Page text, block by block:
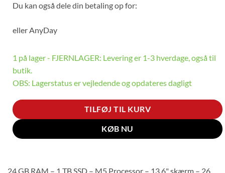
Du kan også dele din betaling op for:
ellerAnyDay
1 på lager - FJERNLAGER: Levering er 1-3 hverdage, også til
butik.
OBS: Lagerstatus er vejledende og opdateres dagligt
TILFØJ TIL KURV
KØB NU
24 GB RAM – 1 TB SSD – M5 Processor – 13.6" skærm – 26